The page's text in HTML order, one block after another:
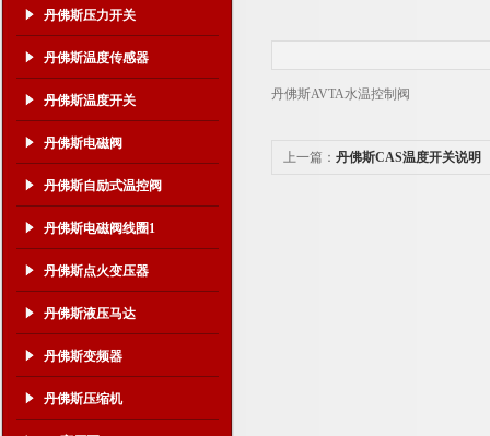
丹佛斯压力开关
丹佛斯温度传感器
丹佛斯温度开关
丹佛斯电磁阀
丹佛斯自励式温控阀
丹佛斯电磁阀线圈1
丹佛斯点火变压器
丹佛斯液压马达
丹佛斯变频器
丹佛斯压缩机
丹佛斯AVTA水温控制阀
上一篇： 丹佛斯CAS温度开关说明